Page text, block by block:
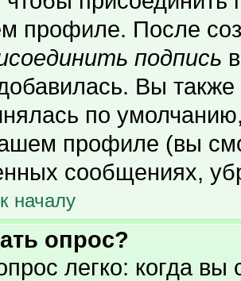
профиле. После
подпись
Вы
по
профиле (вы
сообщениях,
началу
опрос?
легко: когда вы